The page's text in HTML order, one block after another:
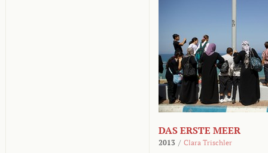
DAS ERSTE MEER
2013 / Clara Trischler